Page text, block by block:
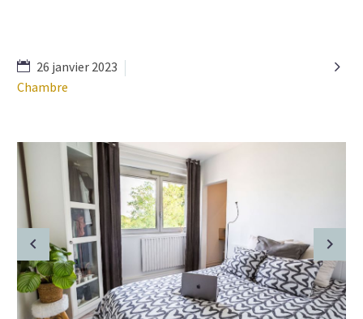

26 janvier 2023
Chambre